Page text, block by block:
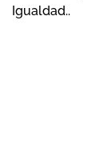
Igualdad..